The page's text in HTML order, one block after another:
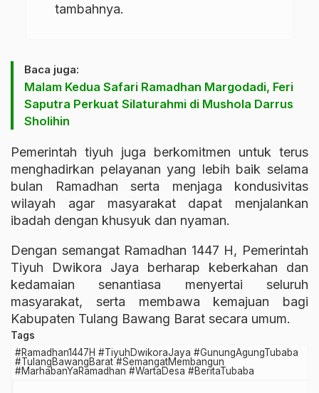
tambahnya.
Baca juga:
Malam Kedua Safari Ramadhan Margodadi, Feri
Saputra Perkuat Silaturahmi di Mushola Darrus
Sholihin
Pemerintah tiyuh juga berkomitmen untuk terus
menghadirkan pelayanan yang lebih baik selama
bulan Ramadhan serta menjaga kondusivitas
wilayah agar masyarakat dapat menjalankan
ibadah dengan khusyuk dan nyaman.
Dengan semangat Ramadhan 1447 H, Pemerintah
Tiyuh Dwikora Jaya berharap keberkahan dan
kedamaian senantiasa menyertai seluruh
masyarakat, serta membawa kemajuan bagi
Kabupaten Tulang Bawang Barat secara umum.
Tags
#Ramadhan1447H #TiyuhDwikoraJaya #GunungAgungTubaba
#TulangBawangBarat #SemangatMembangun
#MarhabanYaRamadhan #WartaDesa #BeritaTubaba